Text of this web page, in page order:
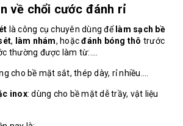
về chổi cước đánh rỉ
là công cụ chuyên dùng để làm sạch bề
, làm nhám, hoặcđánh bóng thô trước
thường được làm từ:....
cho bề mặt sắt, thép dày, rỉ nhiều....
inox: dùng cho bề mặt dễ trầy, vật liệu